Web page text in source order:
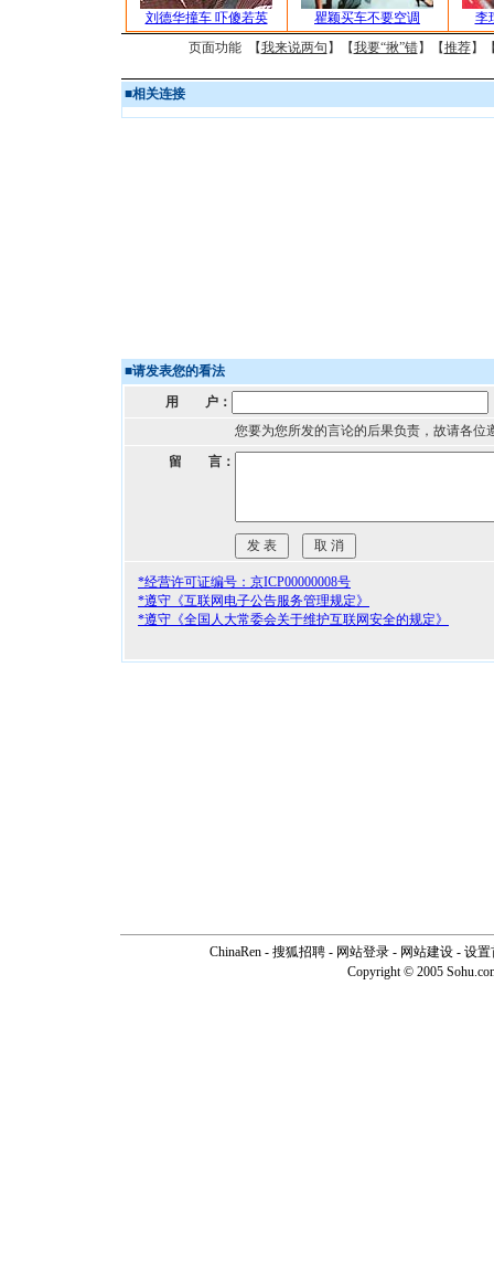
刘德华撞车 吓傻若英 瞿颖买车不要空调
李
页面功能 【我来说两句 】【我要“揪”错】【推荐】
■相关连接
■请发表您的看法
用 户：
您要为您所发的言论的后果负责，故请各位
留 言：
*经营许可证编号：京ICP00000008号
*遵守《互联网电子公告服务管理规定》
*遵守《全国人大常委会关于维护互联网安全的规定》
ChinaRen - 搜狐招聘 - 网站登录 - 网站建设 - 设置
Copyright © 2005